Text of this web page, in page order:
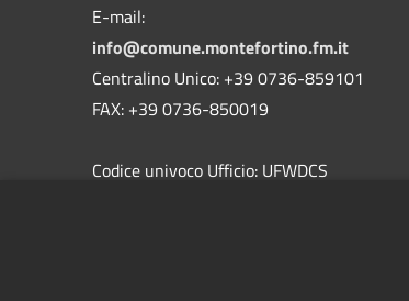
E-mail:
info@comune.montefortino.fm.it
Centralino Unico: +39 0736-859101
FAX: +39 0736-850019
Codice univoco Ufficio: UFWDCS